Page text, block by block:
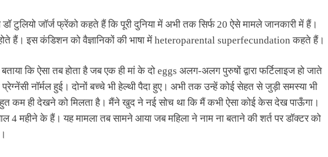
डॉ टुलियो जॉर्ज फ्रेंको कहते हैं कि पूरी दुनिया में अभी तक सिर्फ 20 ऐसे मामले जानकारी में हैं।
हैं। इस कंडिशन को वैज्ञानिकों की भाषा में heteroparental superfecundation कहते हैं।
कि ऐसा तब होता है जब एक ही मां के दो eggs अलग-अलग पुरुषों द्वारा फर्टिलाइज हो जाते
नॉर्मल हुई। दोनों बच्चे भी हेल्थी पैदा हुए। अभी तक उन्हें कोई सेहत से जुड़ी समस्या भी
कम ही देखने को मिलता है। मैंने खुद ने नई सोच था कि मैं कभी ऐसा कोई केस देख पाऊँगा।
4 महीने के हैं। यह मामला तब सामने आया जब महिला ने नाम ना बताने की शर्त पर डॉक्टर को